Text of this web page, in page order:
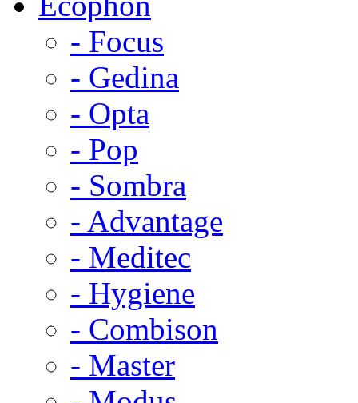
- Focus
- Gedina
- Opta
- Pop
- Sombra
- Advantage
- Meditec
- Hygiene
- Combison
- Master